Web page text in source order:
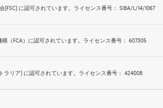
(FSC) に認可されています。ライセンス番号： SIBA/L/14/1067
（FCA）に認可されています。ライセンス番号： 607305
ラリア) に認可されています。ライセンス番号： 424008